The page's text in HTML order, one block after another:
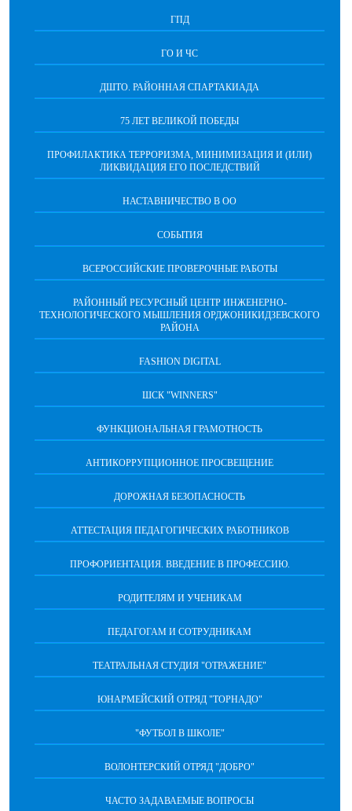
ГПД
ГО И ЧС
ДШТО. РАЙОННАЯ СПАРТАКИАДА
75 ЛЕТ ВЕЛИКОЙ ПОБЕДЫ
ПРОФИЛАКТИКА ТЕРРОРИЗМА, МИНИМИЗАЦИЯ И (ИЛИ)
ЛИКВИДАЦИЯ ЕГО ПОСЛЕДСТВИЙ
НАСТАВНИЧЕСТВО В ОО
СОБЫТИЯ
ВСЕРОССИЙСКИЕ ПРОВЕРОЧНЫЕ РАБОТЫ
РАЙОННЫЙ РЕСУРСНЫЙ ЦЕНТР ИНЖЕНЕРНО-
ТЕХНОЛОГИЧЕСКОГО МЫШЛЕНИЯ ОРДЖОНИКИДЗЕВСКОГО
РАЙОНА
FASHION DIGITAL
ШСК "WINNERS"
ФУНКЦИОНАЛЬНАЯ ГРАМОТНОСТЬ
АНТИКОРРУПЦИОННОЕ ПРОСВЕЩЕНИЕ
ДОРОЖНАЯ БЕЗОПАСНОСТЬ
АТТЕСТАЦИЯ ПЕДАГОГИЧЕСКИХ РАБОТНИКОВ
ПРОФОРИЕНТАЦИЯ. ВВЕДЕНИЕ В ПРОФЕССИЮ.
РОДИТЕЛЯМ И УЧЕНИКАМ
ПЕДАГОГАМ И СОТРУДНИКАМ
ТЕАТРАЛЬНАЯ СТУДИЯ "ОТРАЖЕНИЕ"
ЮНАРМЕЙСКИЙ ОТРЯД "ТОРНАДО"
"ФУТБОЛ В ШКОЛЕ"
ВОЛОНТЕРСКИЙ ОТРЯД "ДОБРО"
ЧАСТО ЗАДАВАЕМЫЕ ВОПРОСЫ